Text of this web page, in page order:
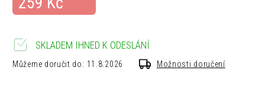
SKLADEM IHNED K ODESLÁNÍ
Můžeme doručit do: 11.8.2026 Možnosti doručení